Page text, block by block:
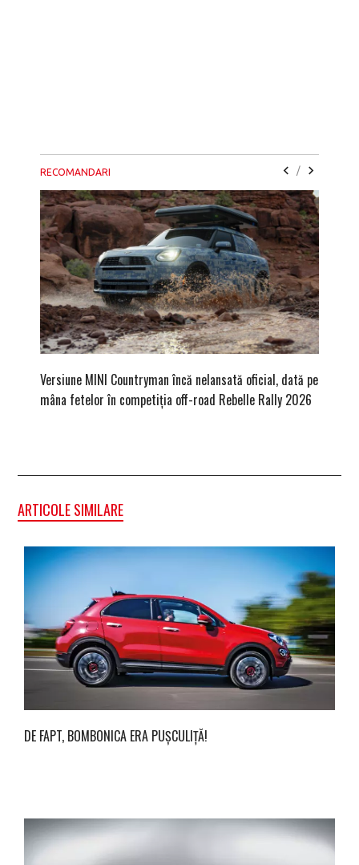
RECOMANDARI /
Versiune MINI Countryman încă nelansată oficial, dată pe
mâna fetelor în competiția off-road Rebelle Rally 2026
ARTICOLE SIMILARE
DE FAPT, BOMBONICA ERA PUȘCULIȚĂ!